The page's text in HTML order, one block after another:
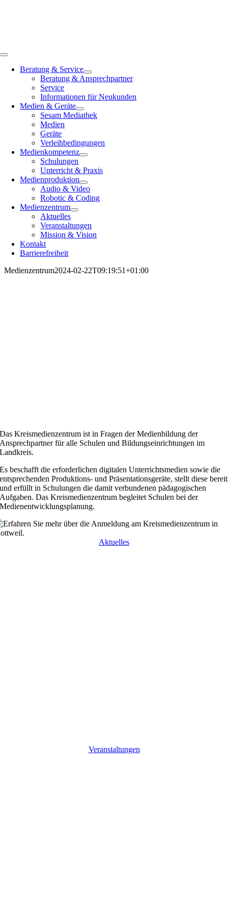
Toggle
NavigationBeratung & Service
Beratung & Ansprechpartner
Service
Informationen für Neukunden
Medien & Geräte
Sesam Mediathek
Medien
Geräte
Verleihbedingungen
Medienkompetenz
Schulungen
Unterricht & Praxis
Medienproduktion
Audio & Video
Robotic & Coding
Medienzentrum
Aktuelles
Veranstaltungen
Mission & Vision
Kontakt
Barrierefreiheit
Medienzentrum2024-02-22T09:19:51+01:00
Das Kreismedienzentrum ist in Fragen der Medienbildung der
Ansprechpartner für alle Schulen und Bildungseinrich­tungen im
Landkreis.
Es beschafft die erforderlichen digitalen Unterrichts­medien sowie die
entsprechenden Produktions- und Präsenta­tionsgeräte, stellt diese bereit
und erfüllt in Schulungen die damit verbundenen pädagogischen
Aufgaben. Das Kreismedien­zentrum begleitet Schulen bei der
Medienent­wicklungsplanung.
Aktuelles
Veranstaltungen